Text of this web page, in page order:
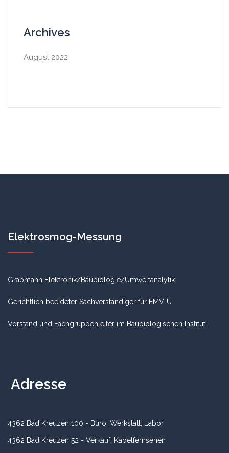
Archives
August 2022
Elektrosmog-Messung
Grabmann Elektronik/Baubiologie/Umweltanalytik
Gerichtlich beeideter Sachverständiger für EMV-U
Vorstand und Fachgruppenleiter im Baubiologischen Institut
Adresse
4362 Bad Kreuzen 100 - Büro, Werkstatt, Labor
4362 Bad Kreuzen 52 - Verkauf, Kabelfernsehen